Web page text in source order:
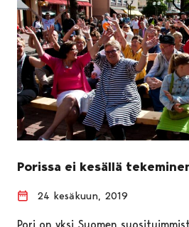
Porissa ei kesällä
24 kesäkuun, 2019